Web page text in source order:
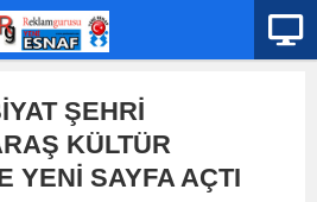
ŞEHRİ
KÜLTÜR
YENİ SAYFA AÇTI